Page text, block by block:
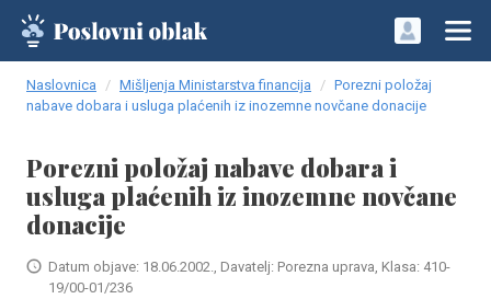
Naslovnica Mišljenja Ministarstva financija
Porezni položaj
nabave dobara i usluga plaćenih iz inozemne novčane donacije
Porezni položaj nabave dobara i
usluga plaćenih iz inozemne novčane
donacije
Datum objave: 18.06.2002., Davatelj: Porezna uprava, Klasa: 410-
19/00-01/236